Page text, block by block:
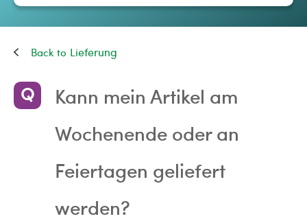
Lieferung
Kann mein Artikel am
Wochenende oder an
Feiertagen geliefert
werden?